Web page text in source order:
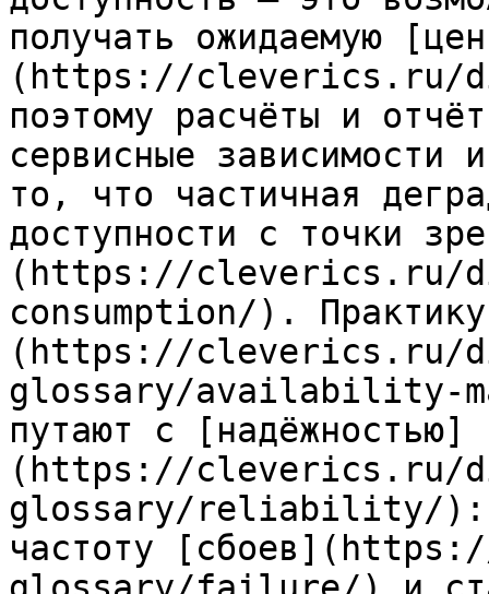
получать ожидаемую
(https://cleverics.ru/
поэтому расчёты и
сервисные зависимости
то, что частичная
доступности с точки
(https://cleverics.ru/
consumption/).
(https://cleverics.ru/
glossary/availability-
путают с [надёжностью]
(https://cleverics.ru/
glossary/reliability/):
частоту